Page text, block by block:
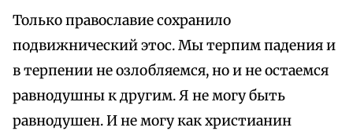
Только православие сохранило
подвижнический этос. Мы терпим падения и
в терпении не озлобляемся, но и не остаемся
равнодушны к другим. Я не могу быть
равнодушен. И не могу как христианин